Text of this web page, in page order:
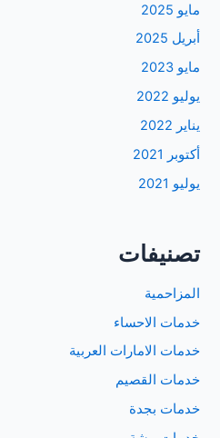
مايو 2025
أبريل 2025
مايو 2023
يوليو 2022
يناير 2022
أكتوبر 2021
يوليو 2021
تصنيفات
المزاحمية
خدمات الاحساء
خدمات الامارات العربية
خدمات القصيم
خدمات بجدة